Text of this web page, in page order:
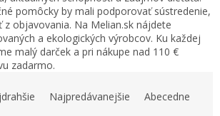
pomôcky by mali podporovať sústredenie,
objavovania. Na Melian.sk nájdete
a ekologických výrobcov. Ku každej
malý darček a pri nákupe nad 110 €
zadarmo.
Najpredávanejšie Abecedne